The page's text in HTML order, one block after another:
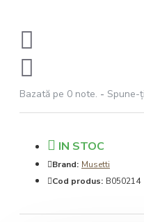
Bazată pe 0 note. - Spune-
IN STOC
Brand: Musetti
Cod produs: B050214